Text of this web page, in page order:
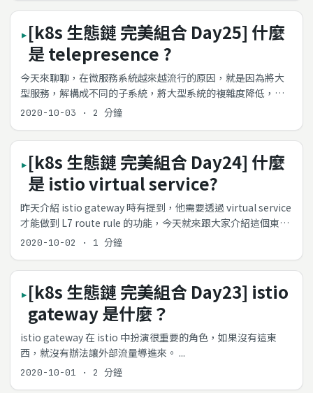
[k8s 生態鏈 完美組合 Day25] 什麼
是 telepresence ?
今天來聊聊，在微服務系統越來越流行的原因，就是因為將大
型服務，解構成不同的子系統，將大型系統的複雜度降低，透
過 k8s 的編排，讓我們可以很輕易控制。 但是也因為眾多子系
容易設置，今天來跟大家分享一個工具 telepresence ...
2020-10-03 · 2 分鐘
[k8s 生態鏈 完美組合 Day24] 什麼
是 istio virtual service?
昨天介紹 istio gateway 時有提到，他需要透過 virtual service
才能做到 L7 route rule 的功能，今天就來跟大家介紹這個東西
...
2020-10-02 · 1 分鐘
[k8s 生態鏈 完美組合 Day23] istio
gateway 是什麼？
istio gateway 在 istio 中扮演很重要的角色，如果沒有這東
西，就沒有辦法讓外部流量導進來。 ...
2020-10-01 · 2 分鐘